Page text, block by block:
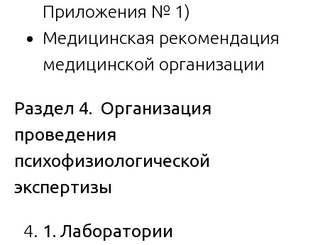
Приложения № 1)
Медицинская рекомендация
медицинской организации
Раздел 4. Организация
проведения
психофизиологической
экспертизы
1. Лаборатории